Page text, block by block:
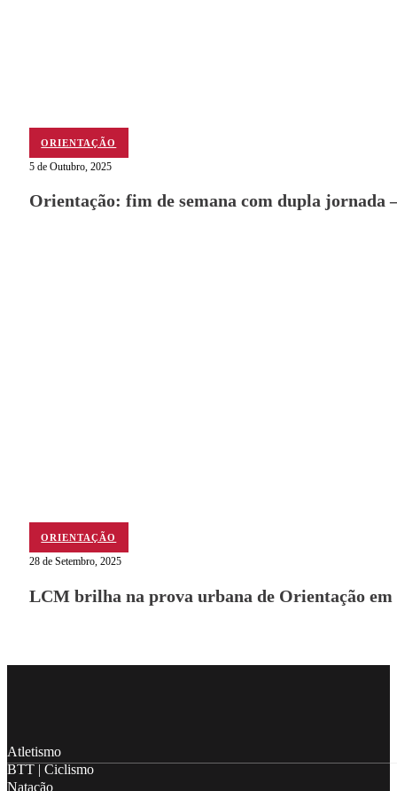
ORIENTAÇÃO
5 de Outubro, 2025
Orientação: fim de semana com dupla
ORIENTAÇÃO
28 de Setembro, 2025
LCM brilha na prova urbana de Orientação em
Atletismo
BTT | Ciclismo
Natação